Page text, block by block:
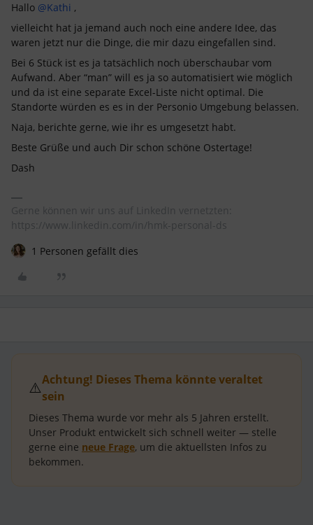
Hallo @Kathi ,
vielleicht hat ja jemand auch noch eine andere Idee, das
waren jetzt nur die Dinge, die mir dazu eingefallen sind.
Bei 6 Stück ist es ja tatsächlich noch überschaubar vom
Aufwand. Aber “man” will es ja so automatisiert wie möglich
und da ist eine separate Excel-Liste nicht optimal. Die
Standorte würden es es in der Personio Umgebung belassen.
Naja, berichte gerne, wie ihr es umgesetzt habt.
Beste Grüße und auch Dir schon schöne Ostertage!
Dash
Gerne können wir uns auf LinkedIn vernetzten:
https://www.linkedin.com/in/hmk-personal-ds
1 Personen gefällt dies
⚠️Achtung! Dieses Thema könnte veraltet
sein
Dieses Thema wurde vor mehr als 5 Jahren erstellt.
Unser Produkt entwickelt sich schnell weiter — stelle
gerne eine neue Frage, um die aktuellsten Infos zu
bekommen.